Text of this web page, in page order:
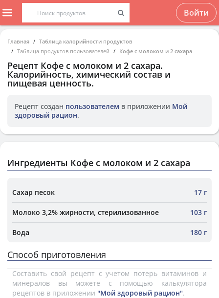
Войти
Главная
Таблица калорийности продуктов
Таблица продуктов пользователей
Кофе с молоком и 2 сахара
Рецепт Кофе с молоком и 2 сахара.
Калорийность, химический состав и
пищевая ценность.
Рецепт создан пользователем в приложении Мой
здоровый рацион.
Ингредиенты Кофе с молоком и 2 сахара
Сахар песок 17 г
Молоко 3,2% жирности, стерилизованное 103 г
Вода 180 г
Способ приготовления
Составить свой рецепт с учетом потерь витаминов и
минералов вы можете с помощью калькулятора
рецептов в приложении "Мой здоровый рацион".